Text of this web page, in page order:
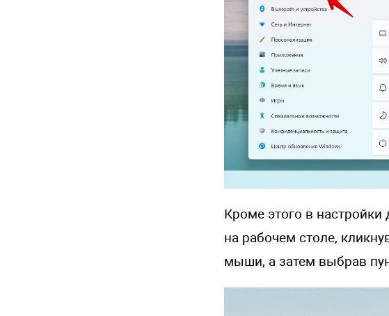
Кроме этого в
на рабочем столе,
мыши, а затем выбрав